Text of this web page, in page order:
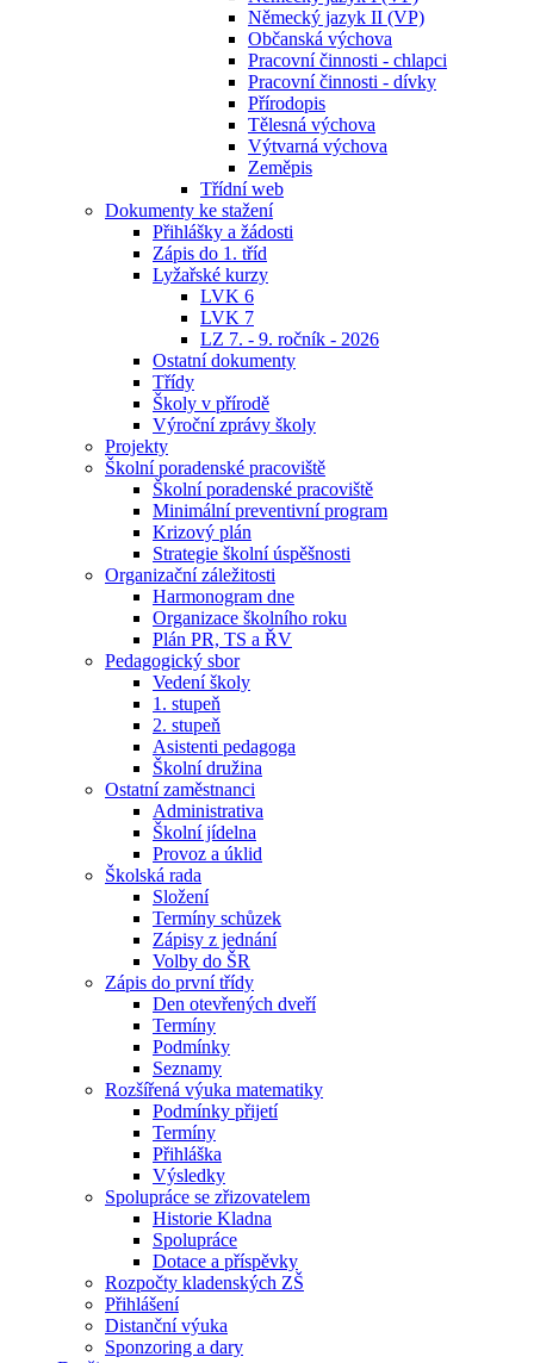
Německý jazyk II (VP)
Občanská výchova
Pracovní činnosti - chlapci
Pracovní činnosti - dívky
Přírodopis
Tělesná výchova
Výtvarná výchova
Zeměpis
Třídní web
Dokumenty ke stažení
Přihlášky a žádosti
Zápis do 1. tříd
Lyžařské kurzy
LVK 6
LVK 7
LZ 7. - 9. ročník - 2026
Ostatní dokumenty
Třídy
Školy v přírodě
Výroční zprávy školy
Projekty
Školní poradenské pracoviště
Školní poradenské pracoviště
Minimální preventivní program
Krizový plán
Strategie školní úspěšnosti
Organizační záležitosti
Harmonogram dne
Organizace školního roku
Plán PR, TS a ŘV
Pedagogický sbor
Vedení školy
1. stupeň
2. stupeň
Asistenti pedagoga
Školní družina
Ostatní zaměstnanci
Administrativa
Školní jídelna
Provoz a úklid
Školská rada
Složení
Termíny schůzek
Zápisy z jednání
Volby do ŠR
Zápis do první třídy
Den otevřených dveří
Termíny
Podmínky
Seznamy
Rozšířená výuka matematiky
Podmínky přijetí
Termíny
Přihláška
Výsledky
Spolupráce se zřizovatelem
Historie Kladna
Spolupráce
Dotace a příspěvky
Rozpočty kladenských ZŠ
Přihlášení
Distanční výuka
Sponzoring a dary